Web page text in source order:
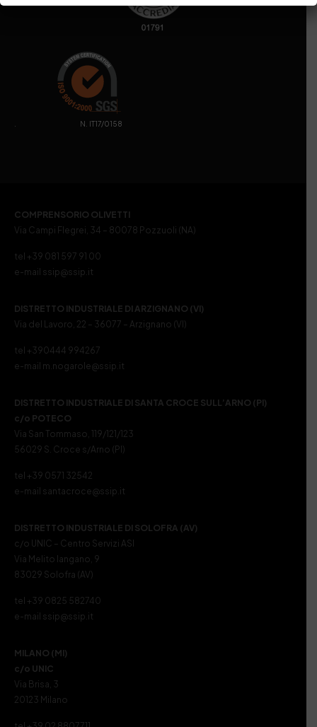
. N. IT17/0158
COMPRENSORIO OLIVETTI
Via Campi Flegrei, 34 – 80078 Pozzuoli (NA)
tel +39 081 597 91 00
e-mail ssip@ssip.it
DISTRETTO INDUSTRIALE DI ARZIGNANO (VI)
Via del Lavoro, 22 – 36077 – Arzignano (VI)
tel +390444 994267
e-mail m.nogarole@ssip.it
DISTRETTO INDUSTRIALE DI SANTA CROCE SULL’ARNO (PI)
c/o POTECO
Via San Tommaso, 119/121/123
56029 S. Croce s/Arno (PI)
tel +39 0571 32542
e-mail santacroce@ssip.it
DISTRETTO INDUSTRIALE DI SOLOFRA (AV)
c/o UNIC – Centro Servizi ASI
Via Melito Iangano, 9
83029 Solofra (AV)
tel +39 0825 582740
e-mail ssip@ssip.it
MILANO (MI)
c/o UNIC
Via Brisa, 3
20123 Milano